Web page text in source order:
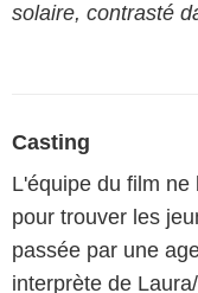
solaire, contrasté
Casting
L'équipe du film
pour trouver les
passée par une
interprète de